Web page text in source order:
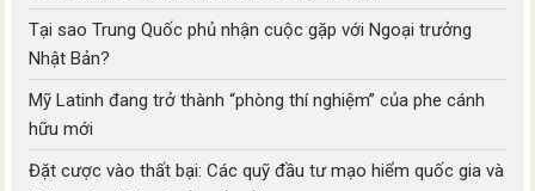
Tại sao Trung Quốc phủ nhận cuộc gặp với Ngoại trưởng
Nhật Bản?
Mỹ Latinh đang trở thành “phòng thí nghiệm” của phe cánh
hữu mới
Đặt cược vào thất bại: Các quỹ đầu tư mạo hiểm quốc gia và